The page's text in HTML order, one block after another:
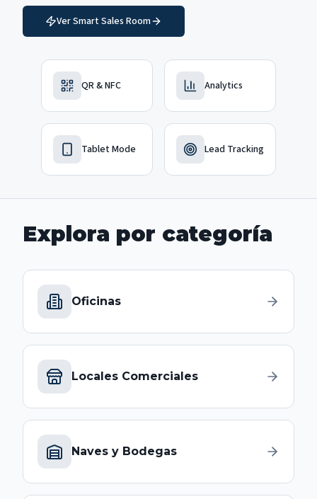
Ver Smart Sales Room
QR & NFC Analytics
Tablet Mode Lead Tracking
Explora por categoría
Oficinas
Locales Comerciales
Naves y Bodegas